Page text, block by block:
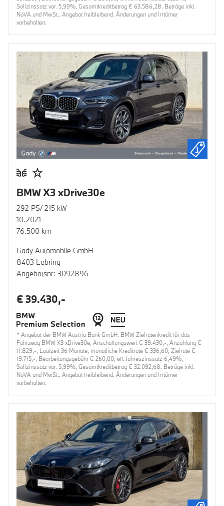
Sollzinssatz var. 5,99%, Gesamtkreditbetrag € 63.586,28. Beträge inkl.
NoVA und MwSt.. Angebot freibleibend. Änderungen und Irrtümer
vorbehalten.
BMW X3 xDrive30e
292 PS/ 215 kW
10.2021
76.500 km
Gady Automobile GmbH
8403 Lebring
Angebotsnr: 3092896
€ 39.430,-
* Angebot der BMW Austria Bank GmbH. BMW Zielratenkredit für das
Fahrzeug BMW X3 xDrive30e, Anschaffungswert € 39.430,-, Anzahlung €
11.829,-, Laufzeit 36 Monate, monatliche Kreditrate € 336,60, Zielrate €
19.715,-, Bearbeitungsgebühr € 260,00, eff. Jahreszinssatz 6,49%,
Sollzinssatz var. 5,99%, Gesamtkreditbetrag € 32.092,68. Beträge inkl.
NoVA und MwSt.. Angebot freibleibend. Änderungen und Irrtümer
vorbehalten.